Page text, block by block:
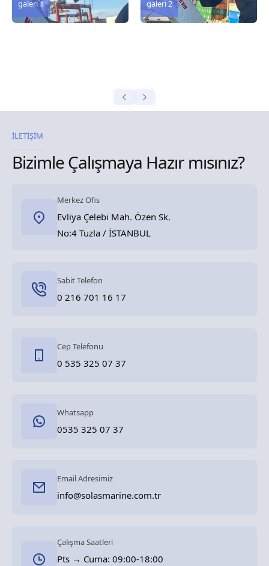
galeri 2
İLETİŞİM
Bizimle Çalışmaya Hazır mısınız?
Merkez Ofis
Evliya Çelebi Mah. Özen Sk.
No:4 Tuzla / İSTANBUL
Sabit Telefon
0 216 701 16 17
Cep Telefonu
0 535 325 07 37
Whatsapp
0535 325 07 37
Email Adresimiz
info@solasmarine.com.tr
Çalışma Saatleri
Pts → Cuma: 09:00-18:00